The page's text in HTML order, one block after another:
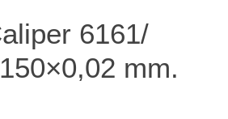
6161/
mm.